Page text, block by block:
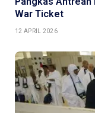
War Ticket
12 APRIL 2026